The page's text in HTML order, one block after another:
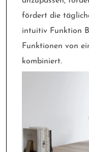
fördert die
intuitiv Funktion
Funktionen von
kombiniert.